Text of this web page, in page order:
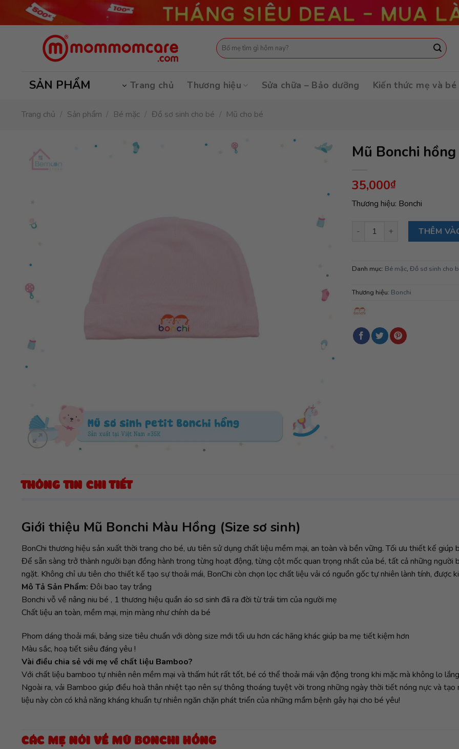
Tìm
kiếm:
SẢN PHẨM Trang chủ Thương hiệu Sửa chữa – Bảo dưỡng Kiến thức mẹ và bé
Trang chủ / Sản phẩm / Bé mặc / Đồ sơ sinh cho bé / Mũ cho bé
Mũ Bonchi hồng
35,000₫
Thương hiệu: Bonchi
Mũ Bonchi hồng số lượng
THÊM
Danh mục: Bé mặc, Đồ sơ sinh cho
Thương hiệu: Bonchi
THÔNG TIN CHI TIẾT
Giới thiệu Mũ Bonchi Màu Hồng (Size sơ sinh)
BonChi thương hiệu sản xuất thời trang cho bé, ưu tiên sử dụng chất liệu mềm mại, an toàn và bền vững. Tối ưu thiết kế
Để sẵn sàng trở thành người bạn đồng hành trong từng hoạt động, từng cột mốc quan trọng nhất của bé, tất cả những người
ngặt. Không chỉ ưu tiên cho thiết kế tạo sự thoải mái, BonChi còn chọn lọc chất liệu vải có nguồn gốc tự nhiên lành tính, được
Mô Tả Sản Phẩm: Đôi bao tay trắng
Bonchi vỗ về nâng niu bé , 1 thương hiệu quần áo sơ sinh đã ra đời từ trái tim của người mẹ
Chất liệu an toàn, mềm mại, mịn màng như chính da bé
Phom dáng thoải mái, bảng size tiêu chuẩn với dòng size mới tối ưu hơn các hãng khác giúp ba mẹ tiết kiệm hơn
Màu sắc, hoạ tiết siêu đáng yêu !
Vài điều chia sẻ với mẹ về chất liệu Bamboo?
Với chất liệu bamboo tự nhiên nên mềm mại và thấm hút rất tốt, bé có thể thoải mái vận động trong khi mặc mà không lo
Ngoài ra, vải Bamboo giúp điều hoà thân nhiệt tạo nên sự thông thoáng tuyệt vời trong những ngày thời tiết nóng nực và
liệu này còn có khả năng kháng khuẩn tự nhiên ngăn chặn phát triển của những mầm bệnh gây hại cho bé yêu!
CÁC MẸ NÓI VỀ MŨ BONCHI HỒNG